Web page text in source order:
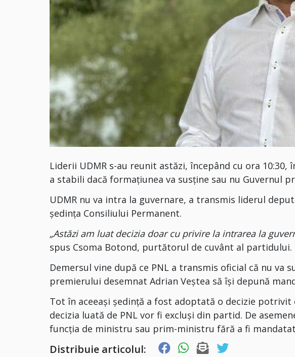
Liderii UDMR s-au reunit astăzi, începând cu ora
a stabili dacă formațiunea va susține sau nu Guvernul
UDMR nu va intra la guvernare, a transmis liderul
ședința Consiliului Permanent.
„Astăzi am luat decizia doar cu privire la intrarea la
spus Csoma Botond, purtătorul de cuvânt al partidului.
Demersul vine după ce PNL a transmis oficial că nu va
premierului desemnat Adrian Veștea să își depună
Tot în aceeași ședință a fost adoptată o decizie
decizia luată de PNL vor fi excluși din partid. De
funcția de ministru sau prim-ministru fără a fi
Distribuie articolul: